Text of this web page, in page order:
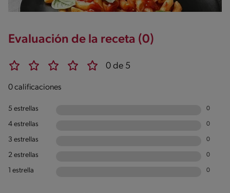
Evaluación de la receta (0)
0 de 5
0 calificaciones
5 estrellas 0
4 estrellas 0
3 estrellas 0
2 estrellas 0
1 estrella 0